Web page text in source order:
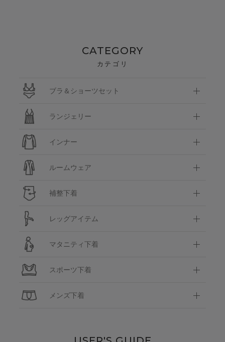
CATEGORY
カテゴリ
ブラ＆ショーツセット
ランジェリー
インナー
ルームウェア
補整下着
レッグアイテム
マタニティ下着
スポーツ下着
メンズ下着